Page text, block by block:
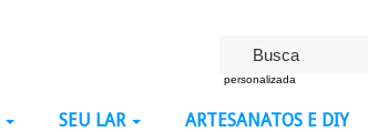
personalizada
SEU LAR ARTESANATOS E DIY